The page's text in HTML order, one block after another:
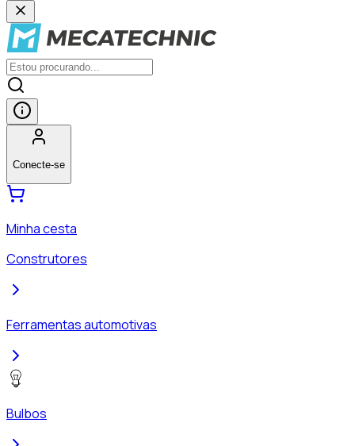
Conecte-se
Minha cesta
Construtores
Ferramentas automotivas
Bulbos